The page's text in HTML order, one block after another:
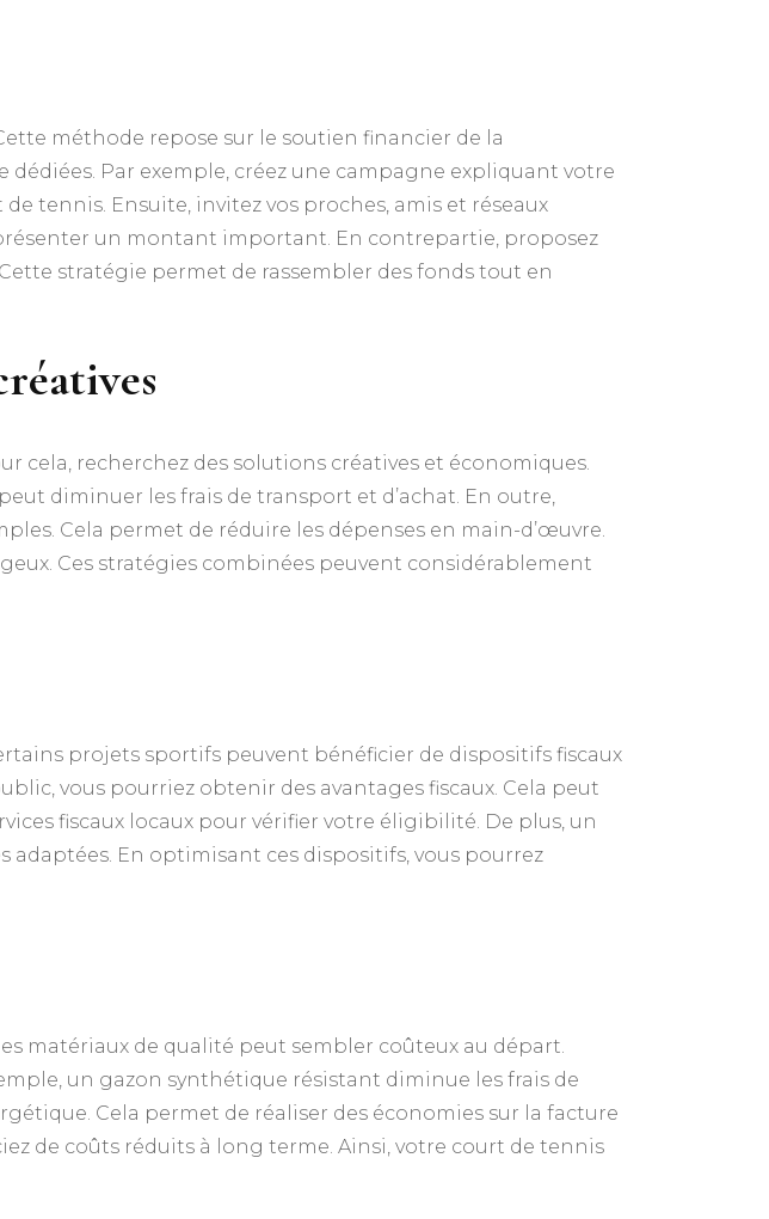
méthode repose sur le soutien financier de la
Par exemple, créez une campagne expliquant votre
tennis. Ensuite, invitez vos proches, amis et réseaux
un montant important. En contrepartie, proposez
stratégie permet de rassembler des fonds tout en
cela, recherchez des solutions créatives et économiques.
diminuer les frais de transport et d’achat. En outre,
Cela permet de réduire les dépenses en main-d’œuvre.
Ces stratégies combinées peuvent considérablement
projets sportifs peuvent bénéficier de dispositifs fiscaux
vous pourriez obtenir des avantages fiscaux. Cela peut
fiscaux locaux pour vérifier votre éligibilité. De plus, un
En optimisant ces dispositifs, vous pourrez
matériaux de qualité peut sembler coûteux au départ.
un gazon synthétique résistant diminue les frais de
Cela permet de réaliser des économies sur la facture
de coûts réduits à long terme. Ainsi, votre court de tennis